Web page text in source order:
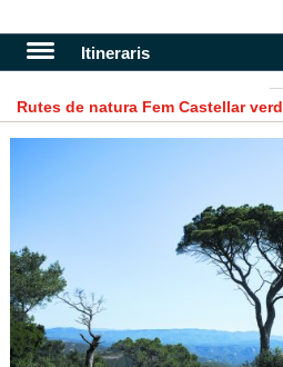
Itineraris
Rutes de natura Fem Castellar verd